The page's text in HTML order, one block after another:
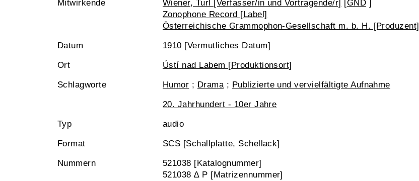
Mitwirkende Wiener, Turl [Verfasser/in und Vortragende/r] [GND ]
Zonophone Record [Label]
Österreichische Grammophon-Gesellschaft m. b. H. [Produzent]
Datum 1910 [Vermutliches Datum]
Ort Ústí nad Labem [Produktionsort]
Schlagworte Humor ; Drama; Publizierte und vervielfältigte Aufnahme
20. Jahrhundert - 10er Jahre
Typ audio
Format SCS [Schallplatte, Schellack]
Nummern
521038 [Katalognummer]
521038 ∆ P [Matrizennummer]